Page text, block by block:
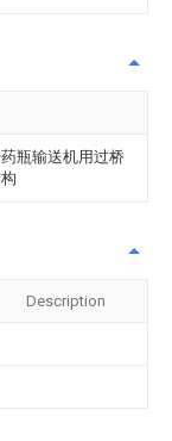
瓶输送机用过桥
Description